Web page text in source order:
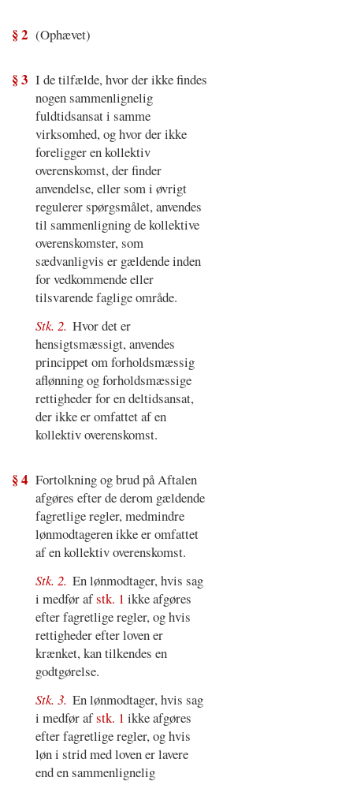
§ 2 (Ophævet)
§ 3 I de tilfælde, hvor der ikke findes
nogen sammenlignelig
fuldtidsansat i samme
virksomhed, og hvor der ikke
foreligger en kollektiv
overenskomst, der finder
anvendelse, eller som i øvrigt
regulerer spørgsmålet, anvendes
til sammenligning de kollektive
overenskomster, som
sædvanligvis er gældende inden
for vedkommende eller
tilsvarende faglige område.
Stk. 2. Hvor det er
hensigtsmæssigt, anvendes
princippet om forholdsmæssig
aflønning og forholdsmæssige
rettigheder for en deltidsansat,
der ikke er omfattet af en
kollektiv overenskomst.
§ 4 Fortolkning og brud på Aftalen
afgøres efter de derom gældende
fagretlige regler, medmindre
lønmodtageren ikke er omfattet
af en kollektiv overenskomst.
Stk. 2. En lønmodtager, hvis sag
i medfør afstk. 1 ikke afgøres
efter fagretlige regler, og hvis
rettigheder efter loven er
krænket, kan tilkendes en
godtgørelse.
Stk. 3. En lønmodtager, hvis sag
i medfør afstk. 1 ikke afgøres
efter fagretlige regler, og hvis
løn i strid med loven er lavere
end en sammenlignelig